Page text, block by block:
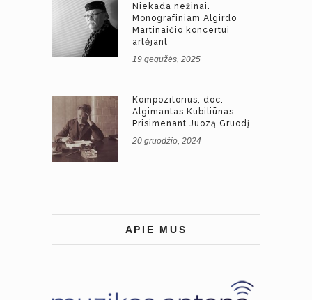
Niekada nežinai.
Monografiniam Algirdo
Martinaičio koncertui
artėjant
19 gegužės, 2025
Kompozitorius, doc.
Algimantas Kubiliūnas.
Prisimenant Juozą Gruodį
20 gruodžio, 2024
APIE MUS